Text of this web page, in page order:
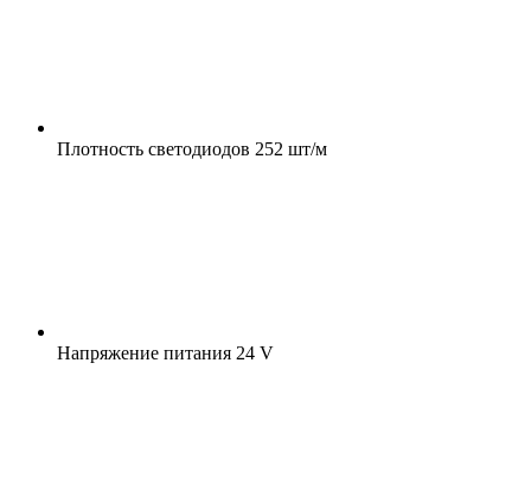
Плотность светодиодов 252 шт/м
Напряжение питания 24 V